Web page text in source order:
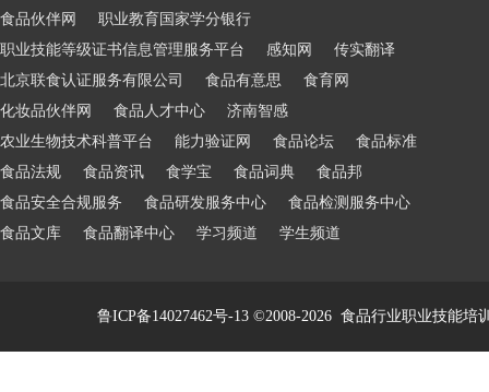
食品伙伴网
职业教育国家学分银行
职业技能等级证书信息管理服务平台
感知网
传实翻译
北京联食认证服务有限公司
食品有意思
食育网
化妆品伙伴网
食品人才中心
济南智感
农业生物技术科普平台
能力验证网 食品论坛
食品标准
食品法规
食品资讯 食学宝 食品词典
食品邦
食品安全合规服务
食品研发服务中心
食品检测服务中心
食品文库
食品翻译中心 学习频道 学生频道
鲁ICP备14027462号-13©2008-2026 食品行业职业技能培